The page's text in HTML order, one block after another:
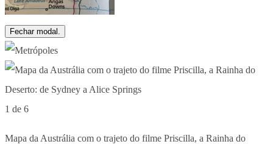
Fechar modal.
1 de 6
Mapa da Austrália com o trajeto do filme Priscilla, a Rainha do